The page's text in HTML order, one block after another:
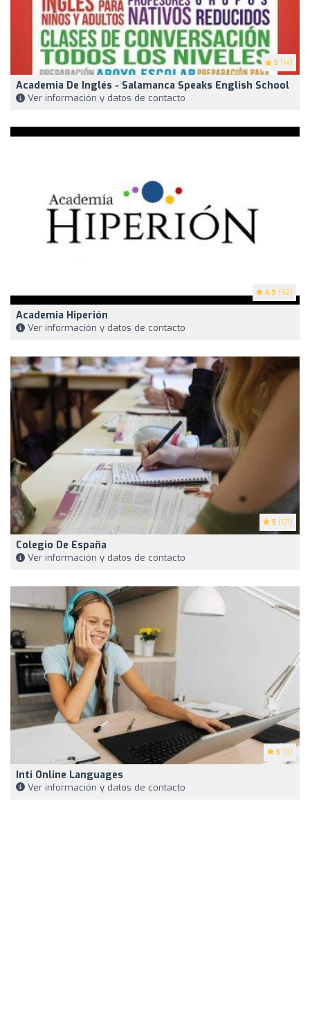
5 (14)
Academia De Inglés - Salamanca Speaks English School
Ver información y datos de contacto
4.9 (92)
Academia Hiperión
Ver información y datos de contacto
5 (171)
Colegio De España
Ver información y datos de contacto
5 (9)
Inti Online Languages
Ver información y datos de contacto